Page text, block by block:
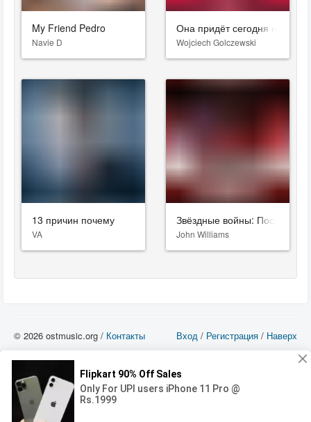
My Friend Pedro
Navie D
Она придёт сегодня ночью
Wojciech Golczewski
13 причин почему
VA
Звёздные войны: Последние
John Williams
Вход / Регистрация / Наверх
© 2026 ostmusic.org / Контакты
можете использовать такие материалы только в том в случае, если
использование производится с ознакомительными целями - для прочих целей
вы должны приобрести лицензионную запись.